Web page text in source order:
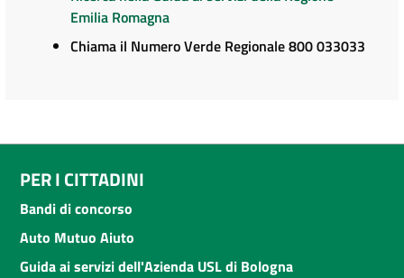
Emilia Romagna
Chiama il Numero Verde Regionale 800 033033
PER I CITTADINI
Bandi di concorso
Auto Mutuo Aiuto
Guida ai servizi dell'Azienda USL di Bologna